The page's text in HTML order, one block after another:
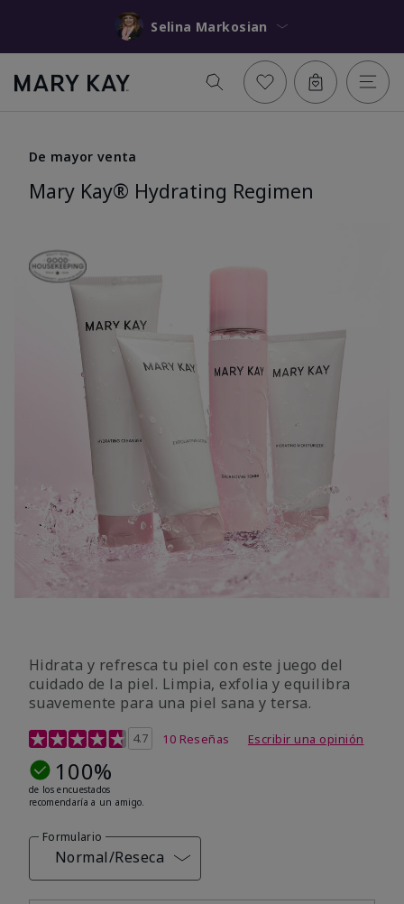
Selina Markosian
De mayor venta
Mary Kay® Hydrating Regimen
Hidrata y refresca tu piel con este juego del
cuidado de la piel. Limpia, exfolia y equilibra
suavemente para una piel sana y tersa.
Calificación de clientes de 5 de 5
4.7 10 Reseñas Escribir una opinión
100%
de los encuestados
recomendaría a un amigo.
Formulario
Normal/Reseca